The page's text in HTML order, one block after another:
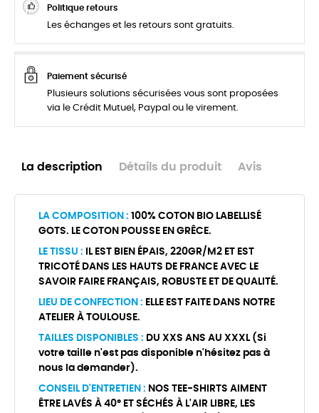
Politique retours
Les échanges et les retours sont gratuits.
Paiement sécurisé
Plusieurs solutions sécurisées vous sont proposées
via le Crédit Mutuel, Paypal ou le virement.
La description Détails du produit Avis
LA COMPOSITION : 100% COTON BIO LABELLISÉ
GOTS. LE COTON POUSSE EN GRÊCE.
LE TISSU : IL EST BIEN ÉPAIS, 220GR/M2 ET EST
TRICOTÉ DANS LES HAUTS DE FRANCE AVEC LE
SAVOIR FAIRE FRANÇAIS, ROBUSTE ET DE QUALITÉ.
LIEU DE CONFECTION : ELLE EST FAITE DANS NOTRE
ATELIER À TOULOUSE.
TAILLES DISPONIBLES : DU XXS ANS AU XXXL (Si
votre taille n'est pas disponible n'hésitez pas à
nous la demander).
CONSEIL D'ENTRETIEN : NOS TEE-SHIRTS AIMENT
ÊTRE LAVÉS À 40° ET SÉCHÉS À L'AIR LIBRE, LES